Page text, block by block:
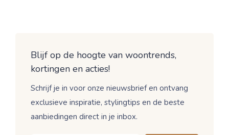
Blijf op de hoogte van woontrends,
kortingen en acties!
Schrijf je in voor onze nieuwsbrief en ontvang
exclusieve inspiratie, stylingtips en de beste
aanbiedingen direct in je inbox.